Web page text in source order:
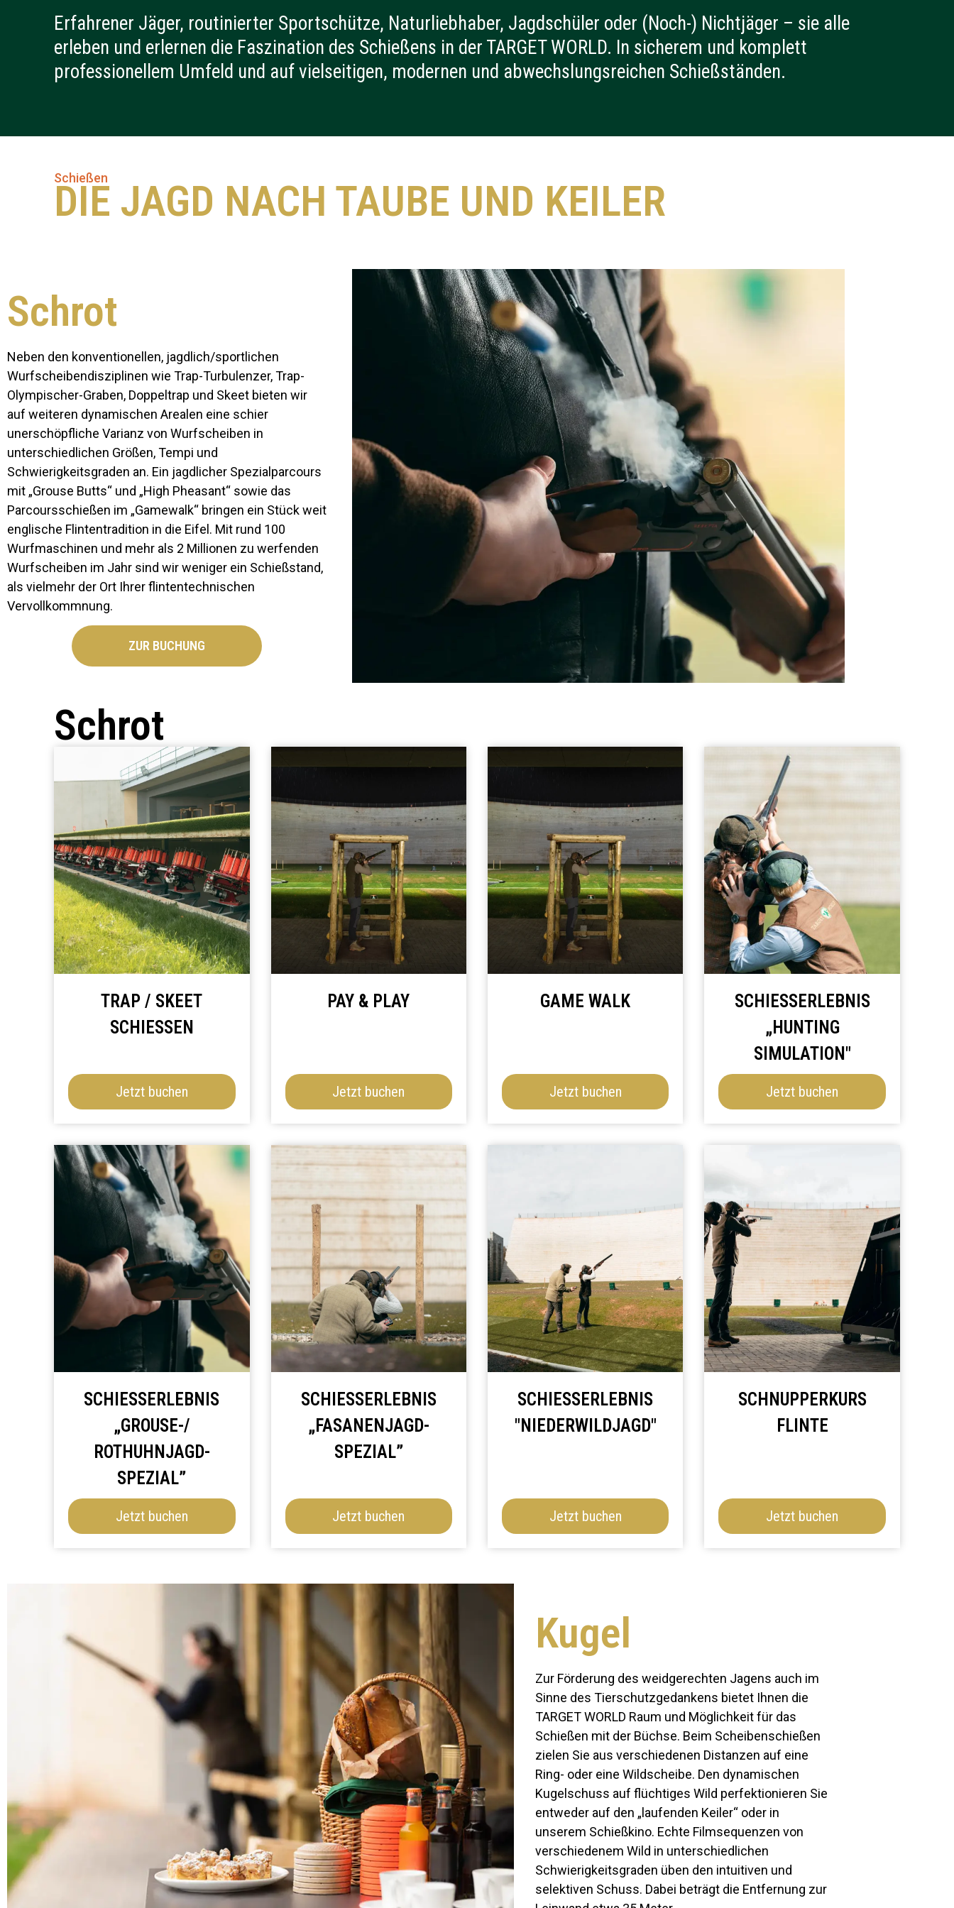
Erfahrener Jäger, routinierter Sportschütze, Naturliebhaber, Jagdschüler oder (Noch-) Nichtjäger – sie alle
erleben und erlernen die Faszination des Schießens in der TARGET WORLD. In sicherem und komplett
professionellem Umfeld und auf vielseitigen, modernen und abwechslungsreichen Schießständen.
Schießen
DIE JAGD NACH TAUBE UND KEILER
Schrot
Neben den konventionellen, jagdlich/sportlichen
Wurfscheibendisziplinen wie Trap-Turbulenzer, Trap-
Olympischer-Graben, Doppeltrap und Skeet bieten wir
auf weiteren dynamischen Arealen eine schier
unerschöpfliche Varianz von Wurfscheiben in
unterschiedlichen Größen, Tempi und
Schwierigkeitsgraden an. Ein jagdlicher Spezialparcours
mit „Grouse Butts“ und „High Pheasant“ sowie das
Parcoursschießen im „Gamewalk“ bringen ein Stück weit
englische Flintentradition in die Eifel. Mit rund 100
Wurfmaschinen und mehr als 2 Millionen zu werfenden
Wurfscheiben im Jahr sind wir weniger ein Schießstand,
als vielmehr der Ort Ihrer flintentechnischen
Vervollkommnung.
ZUR BUCHUNG
Schrot
TRAP / SKEET
SCHIESSEN
Jetzt buchen
PAY & PLAY
Jetzt buchen
GAME WALK
Jetzt buchen
SCHIESSERLEBNIS „
HUNTING S
IMULATION"
Jetzt buchen
SCHIESSERLEBNIS „
GROUSE-/ R
OTHUHNJAGD-S
PEZIAL”
Jetzt buchen
SCHIESSERLEBNIS „
FASANENJAGD-S
PEZIAL”
Jetzt buchen
SCHIESSERLEBNIS "
NIEDERWILDJAGD"
Jetzt buchen
SCHNUPPERKURS
FLINTE
Jetzt buchen
Kugel
Zur Förderung des weidgerechten Jagens auch im
Sinne des Tierschutzgedankens bietet Ihnen die
TARGET WORLD Raum und Möglichkeit für das
Schießen mit der Büchse. Beim Scheibenschießen
zielen Sie aus verschiedenen Distanzen auf eine
Ring- oder eine Wildscheibe. Den dynamischen
Kugelschuss auf flüchtiges Wild perfektionieren Sie
entweder auf den „laufenden Keiler“ oder in
unserem Schießkino. Echte Filmsequenzen von
verschiedenem Wild in unterschiedlichen
Schwierigkeitsgraden üben den intuitiven und
selektiven Schuss. Dabei beträgt die Entfernung zur